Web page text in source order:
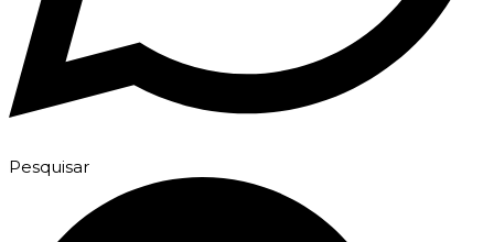
Pesquisar